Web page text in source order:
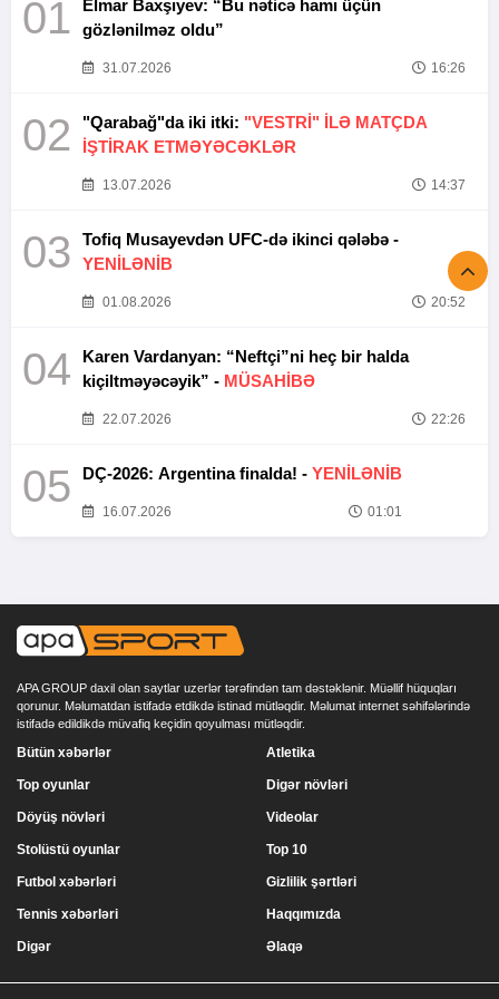
01
Elmar Baxşıyev: “Bu nəticə hamı üçün
gözlənilməz oldu”
31.07.2026 16:26
02 "Qarabağ"da iki itki: "VESTRİ" İLƏ MATÇDA
İŞTİRAK ETMƏYƏCƏKLƏR
13.07.2026 14:37
03
Tofiq Musayevdən UFC-də ikinci qələbə -
YENİLƏNİB
01.08.2026 20:52
04
Karen Vardanyan: “Neftçi”ni heç bir halda
kiçiltməyəcəyik” - MÜSAHİBƏ
22.07.2026 22:26
05 DÇ-2026: Argentina finalda! - YENİLƏNİB
16.07.2026 01:01
APA GROUP daxil olan saytlar uzerlər tərəfindən tam dəstəklənir. Müəllif hüquqları
qorunur. Məlumatdan istifadə etdikdə istinad mütləqdir. Məlumat internet səhifələrində
istifadə edildikdə müvafiq keçidin qoyulması mütləqdir.
Bütün xəbərlər
Top oyunlar
Döyüş növləri
Stolüstü oyunlar
Atletika
Digər növləri
Videolar
Top 10
Futbol xəbərləri
Tennis xəbərləri
Digər
Gizlilik şərtləri
Haqqımızda
Əlaqə